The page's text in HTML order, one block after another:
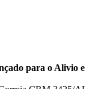
para o Alivio e